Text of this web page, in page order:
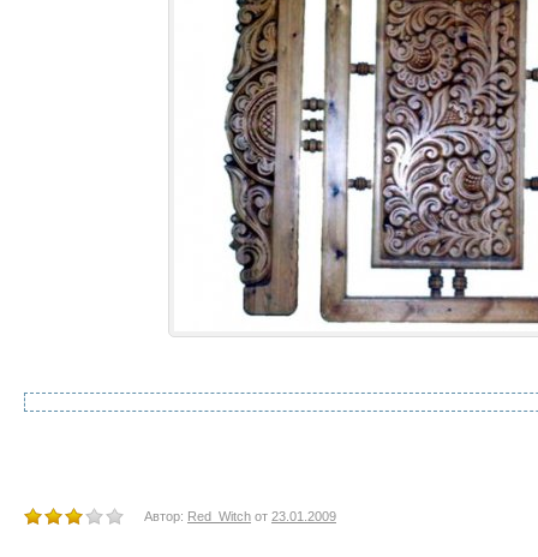
Автор: Red_Witch от 23.01.2009